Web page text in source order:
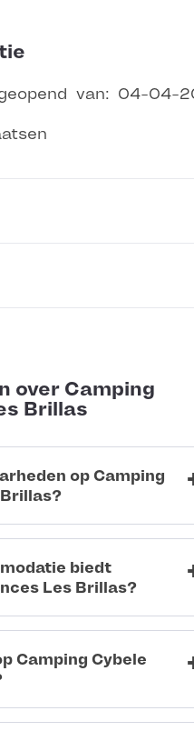
van: 04-04-
over Camping
Brillas
op Camping
biedt
Les Brillas?
Camping Cybele